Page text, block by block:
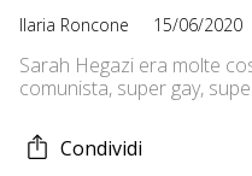
Ilaria Roncone 15/06/2020
Sarah Hegazi era molte
comunista, super gay,
qualcuno. Non c’è più,
dell’ottusità di chi l’ha
Condividi